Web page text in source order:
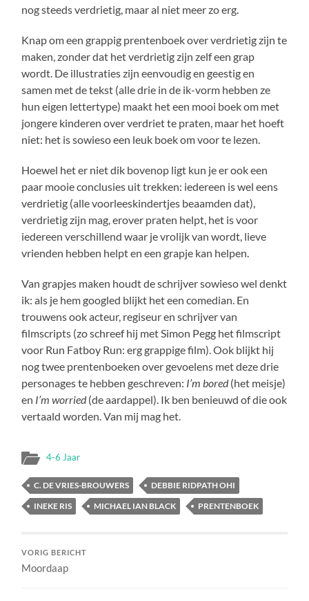
nog steeds verdrietig, maar al niet meer zo erg.
Knap om een grappig prentenboek over verdrietig zijn te
maken, zonder dat het verdrietig zijn zelf een grap
wordt. De illustraties zijn eenvoudig en geestig en
samen met de tekst (alle drie in de ik-vorm hebben ze
hun eigen lettertype) maakt het een mooi boek om met
jongere kinderen over verdriet te praten, maar het hoeft
niet: het is sowieso een leuk boek om voor te lezen.
Hoewel het er niet dik bovenop ligt kun je er ook een
paar mooie conclusies uit trekken: iedereen is wel eens
verdrietig (alle voorleeskindertjes beaamden dat),
verdrietig zijn mag, erover praten helpt, het is voor
iedereen verschillend waar je vrolijk van wordt, lieve
vrienden hebben helpt en een grapje kan helpen.
Van grapjes maken houdt de schrijver sowieso wel denkt
ik: als je hem googled blijkt het een comedian. En
trouwens ook acteur, regiseur en schrijver van
filmscripts (zo schreef hij met Simon Pegg het filmscript
voor Run Fatboy Run: erg grappige film). Ook blijkt hij
nog twee prentenboeken over gevoelens met deze drie
personages te hebben geschreven: I’m bored(het meisje)
en I’m worried(de aardappel). Ik ben benieuwd of die ook
vertaald worden. Van mij mag het.
4-6 Jaar
C. DE VRIES-BROUWERS
DEBBIE RIDPATH OHI
INEKE RIS
MICHAEL IAN BLACK PRENTENBOEK
VORIG BERICHT
Moordaap